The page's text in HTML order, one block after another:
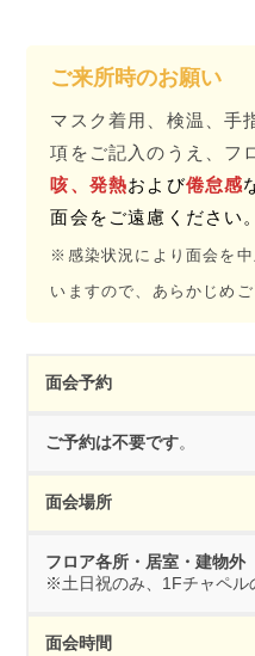
ご来所時のお願い
マスク着用、検温、手
項をご記入のうえ、フ
咳、発熱および倦怠感
面会をご遠慮ください。
※感染状況により面会を
いますので、あらかじめご
面会予約
ご予約は不要です。
面会場所
フロア各所・居室・建物外
※土日祝のみ、1Fチャペル
面会時間